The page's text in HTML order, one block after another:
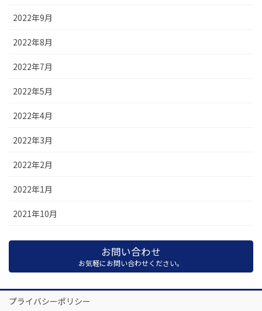
2022年9月
2022年8月
2022年7月
2022年5月
2022年4月
2022年3月
2022年2月
2022年1月
2021年10月
お問い合わせ
お気軽にお問い合わせください。
プライバシーポリシー